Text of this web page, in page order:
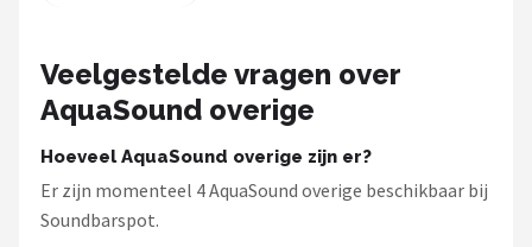
Veelgestelde vragen over
AquaSound overige
Hoeveel AquaSound overige zijn er?
Er zijn momenteel 4 AquaSound overige beschikbaar bij
Soundbarspot.